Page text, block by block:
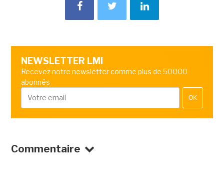
NEWSLETTER LMI
Recevez notre newsletter comme plus de 50000
abonnés
OK
Commentaire